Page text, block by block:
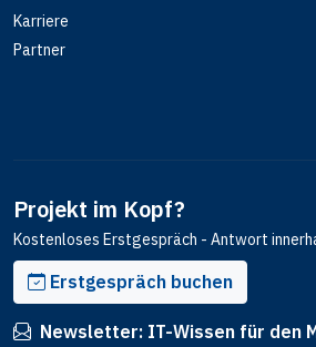
Karriere
Partner
Projekt im Kopf?
Kostenloses Erstgespräch - Antwort
Erstgespräch buchen
Newsletter: IT-Wissen für den